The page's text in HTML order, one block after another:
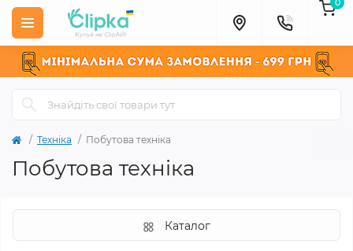
Техніка Побутова техніка
Побутова техніка
Каталог